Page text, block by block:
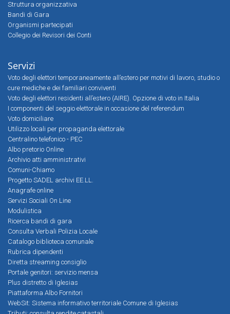
Struttura organizzativa
Bandi di Gara
Organismi partecipati
Collegio dei Revisori dei Conti
Servizi
Voto degli elettori temporaneamente all’estero per motivi di lavoro, studio o
cure mediche e dei familiari conviventi
Voto degli elettori residenti all’estero (AIRE). Opzione di voto in Italia
I componenti del seggio elettorale in occasione del referendum
Voto domiciliare
Utilizzo locali per propaganda elettorale
Centralino telefonico - PEC
Albo pretorio Online
Archivio atti amministrativi
Comuni-Chiamo
Progetto SADEL archivi EE.LL.
Anagrafe online
Servizi Sociali On Line
Modulistica
Ricerca bandi di gara
Consulta Verbali Polizia Locale
Catalogo biblioteca comunale
Rubrica dipendenti
Diretta streaming consiglio
Portale genitori: servizio mensa
Plus distretto di Iglesias
Piattaforma Albo Fornitori
WebSit: Sistema informativo territoriale Comune di Iglesias